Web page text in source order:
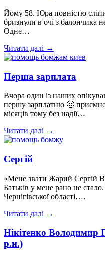
Йому 58. Юра повністю
бризнули в очі з балончика
Одне…
Читати далі →
Перша зарплата
Вчора один із наших
першу зарплатню 🙂
місяців тому без надії…
Читати далі →
Сергій
«Мене звати Жарий Сергій
Батьків у мене рано не
Чернігівської області….
Читати далі →
Нікітенко Володимир
р.н.)